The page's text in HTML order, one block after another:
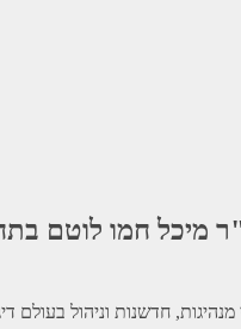
מיכל חמו לוטם
חדשנות וניהול בעולם